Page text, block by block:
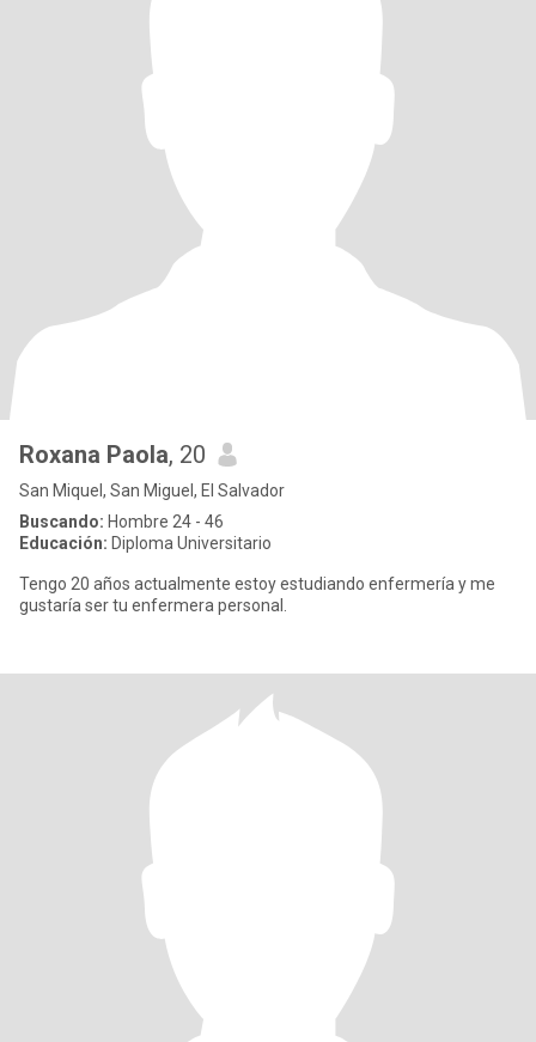
Roxana Paola, 20
San Miquel, San Miguel, El Salvador
Buscando: Hombre 24 - 46
Educación: Diploma Universitario
Tengo 20 años actualmente estoy estudiando enfermería y me
gustaría ser tu enfermera personal.